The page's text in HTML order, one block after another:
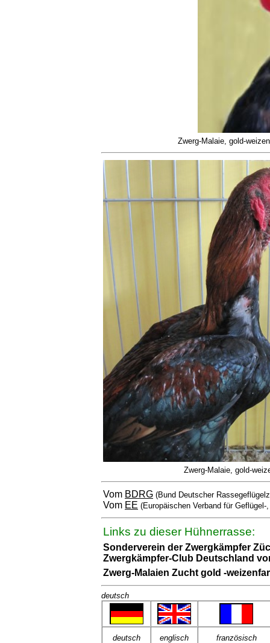
Zwerg-Malaie, gold-
Zwerg-Malaie, gold-
Vom BDRG (Bund Deutscher
Vom EE (Europäischen Verband für
Links zu dieser Hühnerrasse:
Sonderverein der Zwergkämpfer
Zwergkämpfer-Club Deutschland
Zwerg-Malaien Zucht gold -
deutsch
deutsch englisch französisch